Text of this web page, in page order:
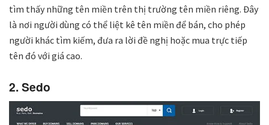
tìm thấy những tên miền trên thị trường tên miền riêng. Đây
là nơi người dùng có thể liệt kê tên miền để bán, cho phép
người khác tìm kiếm, đưa ra lời đề nghị hoặc mua trực tiếp
tên đó với giá cao.
2. Sedo